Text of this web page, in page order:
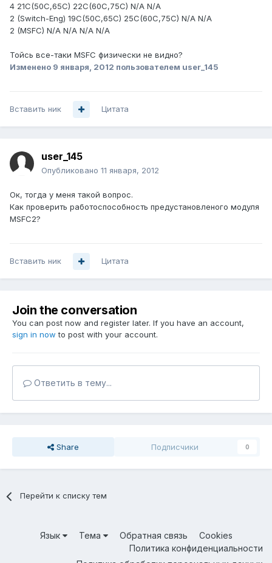
4 21C(50C,65C) 22C(60C,75C) N/A N/A
2 (Switch-Eng) 19C(50C,65C) 25C(60C,75C) N/A N/A
2 (MSFC) N/A N/A N/A N/A
Тойсь все-таки MSFC физически не видно?
Изменено 9 января, 2012 пользователем user_145
Вставить ник Цитата
user_145
Опубликовано 11 января, 2012
Ок, тогда у меня такой вопрос.
Как проверить работоспособность предустановленого модуля
MSFC2?
Вставить ник Цитата
Join the conversation
You can post now and register later. If you have an account,
sign in now to post with your account.
Ответить в тему...
Share Подписчики 0
Перейти к списку тем
Язык Тема Обратная связь
Cookies
Политика конфиденциальности